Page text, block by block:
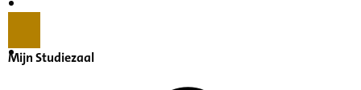
Inventaris
Mijn Studiezaal